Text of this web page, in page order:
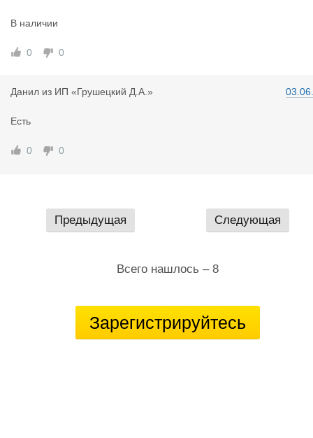
В наличии
0 0
Данил из ИП «Грушецкий Д.А.»
Есть
0 0
Предыдущая Следующая
Всего нашлось – 8
Зарегистрируйтесь